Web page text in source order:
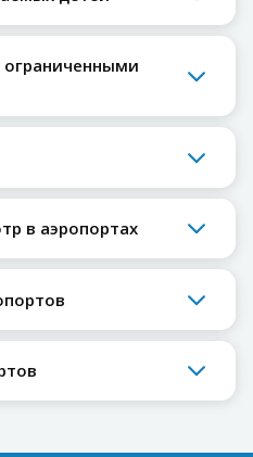
ограниченными
в аэропортах